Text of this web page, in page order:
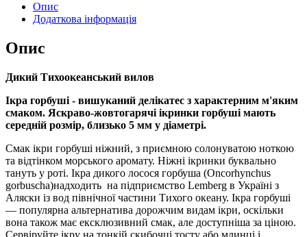
Опис
Додаткова інформація
Опис
Дикий Тихоокеанський вилов
Ікра горбуші - вишуканий делікатес з характерним м'яким
смаком. Яскраво-жовтогарячі ікринки горбуші мають
середній розмір, близько 5 мм у діаметрі.
Смак ікри горбуші ніжний, з приємною солонуватою ноткою
та відтінком морського аромату. Ніжні ікринки буквально
тануть у роті. Ікра дикого лосося горбуша (Oncorhynchus
gorbuscha)надходить на підприємство Lemberg в Україні з
Аляски із вод північної частини Тихого океану. Ікра горбуші
— популярна альтернатива дорожчим видам ікри, оскільки
вона також має ексклюзивний смак, але доступніша за ціною.
Сервіруйте ікру на тонкій скибочці тосту або млинці і